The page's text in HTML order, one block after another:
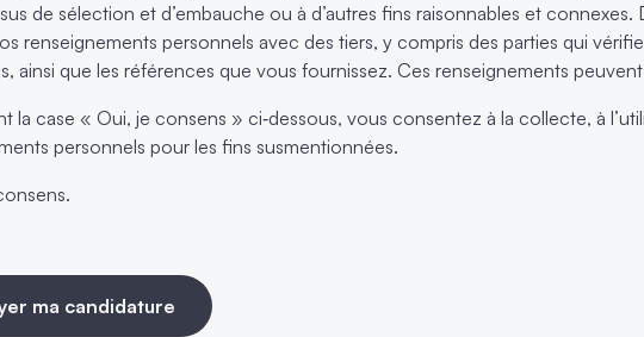
de sélection et d’embauche ou à d’autres fins raisonnables et
renseignements personnels avec des tiers, y compris des parties qui
ainsi que les références que vous fournissez. Ces renseignements
la case « Oui, je consens » ci‑dessous, vous consentez à la collecte, à
personnels pour les fins susmentionnées.
ma candidature